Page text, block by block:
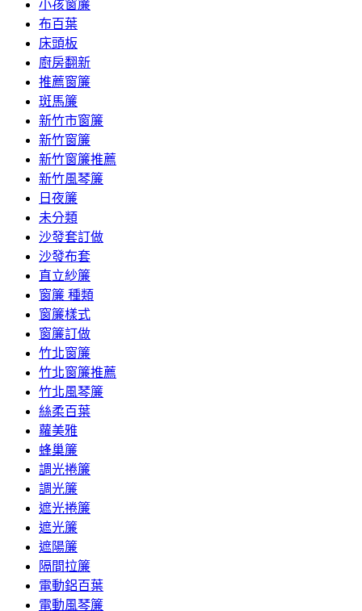
小孩窗簾
布百葉
床頭板
廚房翻新
推薦窗簾
斑馬簾
新竹市窗簾
新竹窗簾
新竹窗簾推薦
新竹風琴簾
日夜簾
未分類
沙發套訂做
沙發布套
直立紗簾
窗簾 種類
窗簾樣式
窗簾訂做
竹北窗簾
竹北窗簾推薦
竹北風琴簾
絲柔百葉
蘿美雅
蜂巢簾
調光捲簾
調光簾
遮光捲簾
遮光簾
遮陽簾
隔間拉簾
電動鋁百葉
電動風琴簾